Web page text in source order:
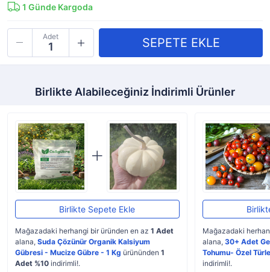
1 Günde Kargoda
Adet
Birlikte Alabileceğiniz İndirimli Ürünler
Birlikte Sepete Ekle
Mağazadaki herhangi bir üründen en az 1 Adet
alana, Suda Çözünür Organik Kalsiyum
Gübresi - Mucize Gübre - 1 Kg ürününden 1
Adet %10 indirimli!.
Mağazadaki
alana, 30+ Adet
Tohumu- Özel
indirimli!.